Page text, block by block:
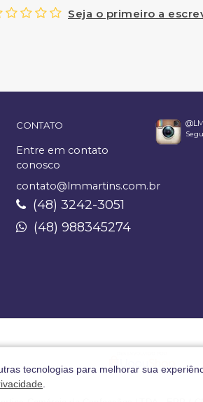
tecnologias para melhorar sua
Seja o primeiro a
CONTATO
Entre em contato
conosco
contato@lmmartins.com.br
(48) 3242-3051
(48) 988345274